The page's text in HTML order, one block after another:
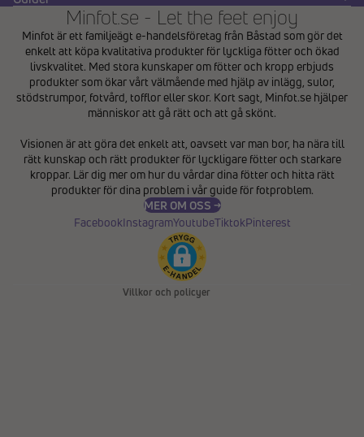
Minfot.se - Let the feet enjoy
Minfot är ett familjeägt e-handelsföretag från Båstad som gör det
enkelt att köpa kvalitativa produkter för lyckliga fötter och ökad
livskvalitet. Med stora kunskaper om fötter och kropp erbjuds
produkter som ökar vårt välmående med hjälp av inlägg, sulor,
stödstrumpor, fotvård, tofflor eller skor. Kort sagt, Minfot.se hjälper
människor att gå rätt och att gå skönt.
Visionen är att göra det enkelt att, oavsett var man bor, ha nära till
rätt kunskap och rätt produkter för lyckligare fötter och starkare
kroppar. Lär dig mer om hur du vårdar dina fötter och hitta rätt
produkter för dina problem i vårguide för fotproblem.
MER OM OSS →
FacebookInstagramYoutubeTiktokPinterest
Villkor och policyer
Återbetalningspolicy
Användarvillkor
Fraktpolicy
Kontaktinformation
Avbeställningspolicy
Rättsligt meddelande